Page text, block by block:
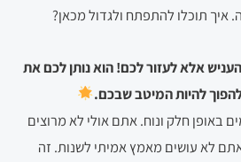
תוכלו להתפתח ולגדול מכאן?
אלא לעזור לכם! הוא נותן לכם את
להיות המיטב שבכם.
באופן חלק ונוח. אתם אולי לא מרוצים
לא עושים מאמץ אמיתי לשנות. זה